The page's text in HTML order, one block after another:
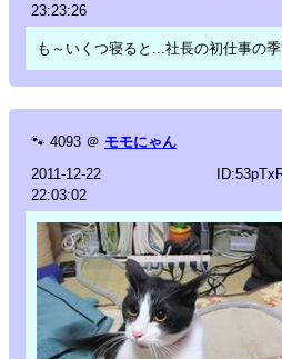
23:23:26
も～いくつ寝ると...社長の初仕事の
🐾 4093 ＠ モモにゃん
2011-12-22
22:03:02